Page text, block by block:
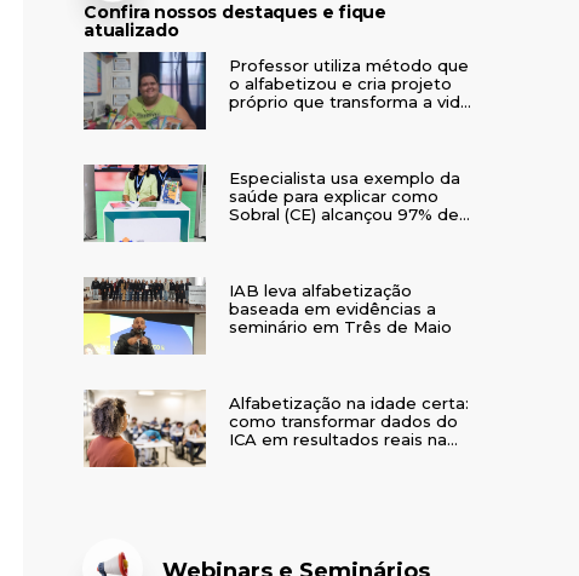
Confira nossos destaques e fique
atualizado
Professor utiliza método que
o alfabetizou e cria projeto
próprio que transforma a vida
Especialista usa exemplo da
saúde para explicar como
Sobral (CE) alcançou 97% de
IAB leva alfabetização
baseada em evidências a
seminário em Três de Maio
Alfabetização na idade certa:
como transformar dados do
ICA em resultados reais na